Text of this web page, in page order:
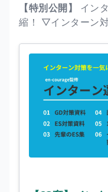
【特別公開】
イン
縮！ ▽インターン